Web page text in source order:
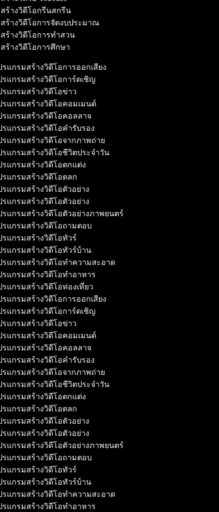
สร้างวิดีโอกรีนสกรีน
สร้างวิดีโอการจัดงบประมาณ
สร้างวิดีโอการทำสวน
สร้างวิดีโอการศึกษา
แกรมสร้างวิดีโอการออกเสียง
แกรมสร้างวิดีโอการ์ดเชิญ
แกรมสร้างวิดีโอข่าว
แกรมสร้างวิดีโอคอมเมนต์
แกรมสร้างวิดีโอคอลลาจ
แกรมสร้างวิดีโอคำรับรอง
แกรมสร้างวิดีโอจากภาพถ่าย
แกรมสร้างวิดีโอชีวิตประจำวัน
แกรมสร้างวิดีโอตกแต่ง
แกรมสร้างวิดีโอตลก
แกรมสร้างวิดีโอตัวอย่าง
แกรมสร้างวิดีโอตัวอย่าง
แกรมสร้างวิดีโอตัวอย่างภาพยนตร์
แกรมสร้างวิดีโอถามตอบ
แกรมสร้างวิดีโอทัวร์
แกรมสร้างวิดีโอทัวร์บ้าน
แกรมสร้างวิดีโอทำความสะอาด
แกรมสร้างวิดีโอทำอาหาร
แกรมสร้างวิดีโอท่องเที่ยว
แกรมสร้างวิดีโอการออกเสียง
แกรมสร้างวิดีโอการ์ดเชิญ
แกรมสร้างวิดีโอข่าว
แกรมสร้างวิดีโอคอมเมนต์
แกรมสร้างวิดีโอคอลลาจ
แกรมสร้างวิดีโอคำรับรอง
แกรมสร้างวิดีโอจากภาพถ่าย
แกรมสร้างวิดีโอชีวิตประจำวัน
แกรมสร้างวิดีโอตกแต่ง
แกรมสร้างวิดีโอตลก
แกรมสร้างวิดีโอตัวอย่าง
แกรมสร้างวิดีโอตัวอย่าง
แกรมสร้างวิดีโอตัวอย่างภาพยนตร์
แกรมสร้างวิดีโอถามตอบ
แกรมสร้างวิดีโอทัวร์
แกรมสร้างวิดีโอทัวร์บ้าน
แกรมสร้างวิดีโอทำความสะอาด
แกรมสร้างวิดีโอทำอาหาร